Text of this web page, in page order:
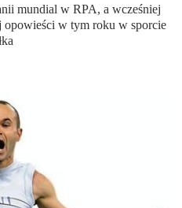
mundial w RPA, a wcześniej
opowieści w tym roku w sporcie